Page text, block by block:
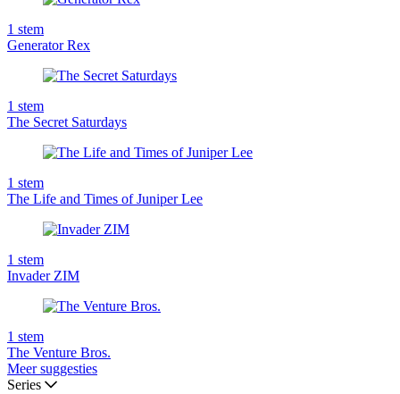
1 stem
Generator Rex
1 stem
The Secret Saturdays
1 stem
The Life and Times of Juniper Lee
1 stem
Invader ZIM
1 stem
The Venture Bros.
Meer suggesties
Series